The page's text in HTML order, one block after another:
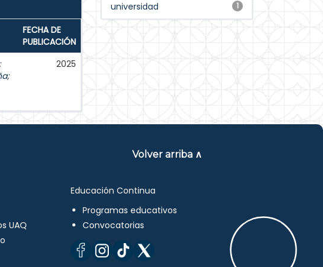
FECHA DE
PUBLICACIÓN
;
2025
1
universidad
Volver arriba ∧
UAQ
Educación Continua
Programas educativos
Convocatorias